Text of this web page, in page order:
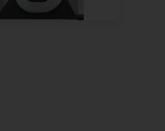
are exemplary, I was
un grand
de mes lunettes . Un